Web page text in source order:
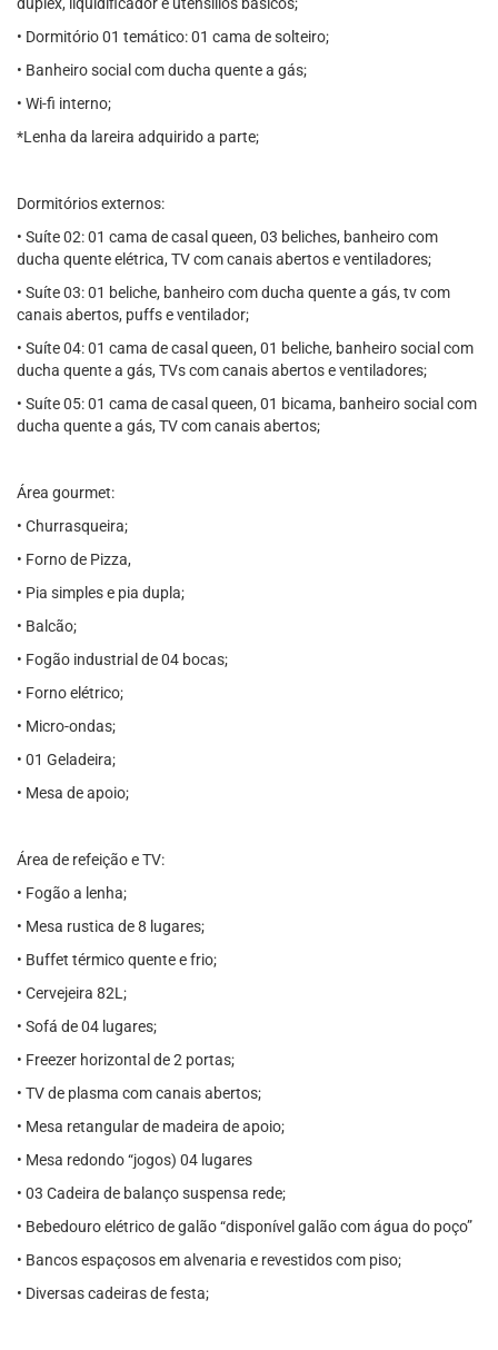
• Dormitório 01 temático: 01 cama de solteiro;
• Banheiro social com ducha quente a gás;
• Wi-fi interno;
*Lenha da lareira adquirido a parte;
Dormitórios externos:
• Suíte 02: 01 cama de casal queen, 03 beliches, banheiro com
ducha quente elétrica, TV com canais abertos e ventiladores;
• Suíte 03: 01 beliche, banheiro com ducha quente a gás, tv com
canais abertos, puffs e ventilador;
• Suíte 04: 01 cama de casal queen, 01 beliche, banheiro social com
ducha quente a gás, TVs com canais abertos e ventiladores;
• Suíte 05: 01 cama de casal queen, 01 bicama, banheiro social com
ducha quente a gás, TV com canais abertos;
Área gourmet:
• Churrasqueira;
• Forno de Pizza,
• Pia simples e pia dupla;
• Balcão;
• Fogão industrial de 04 bocas;
• Forno elétrico;
• Micro-ondas;
• 01 Geladeira;
• Mesa de apoio;
Área de refeição e TV:
• Fogão a lenha;
• Mesa rustica de 8 lugares;
• Buffet térmico quente e frio;
• Cervejeira 82L;
• Sofá de 04 lugares;
• Freezer horizontal de 2 portas;
• TV de plasma com canais abertos;
• Mesa retangular de madeira de apoio;
• Mesa redondo “jogos) 04 lugares
• 03 Cadeira de balanço suspensa rede;
• Bebedouro elétrico de galão “disponível galão com água do poço”
• Bancos espaçosos em alvenaria e revestidos com piso;
• Diversas cadeiras de festa;